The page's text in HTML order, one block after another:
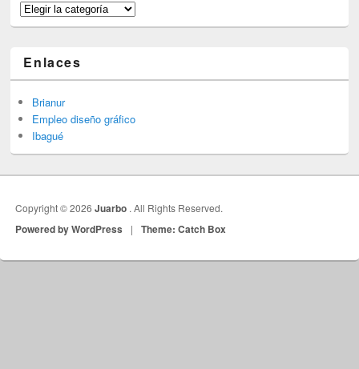
Categorías
Enlaces
Brianur
Empleo diseño gráfico
Ibagué
Copyright © 2026Juarbo . All Rights Reserved.
Powered by WordPress | Theme: Catch Box